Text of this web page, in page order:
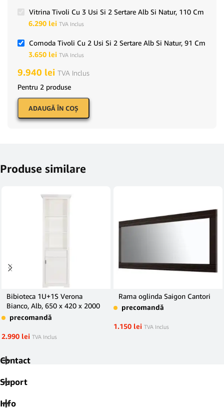
Vitrina Tivoli Cu 3 Usi Si 2 Sertare Alb Si Natur, 110 Cm
6.290 lei TVA Inclus
Comoda Tivoli Cu 2 Usi Si 2 Sertare Alb Si Natur, 91 Cm
3.650 lei TVA Inclus
9.940 lei TVA Inclus
Pentru 2 produse
ADAUGĂ ÎN COŞ
Produse similare
Bibioteca 1U+1S Verona
Bianco, Alb, 650 x 420 x 2000
mm.
precomandă
2.990 lei TVA Inclus
Rama oglinda Saigon Cantori
precomandă
1.150 lei TVA Inclus
Contact
Suport
Info